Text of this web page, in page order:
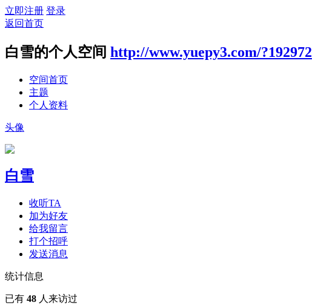
立即注册 登录
返回首页
白雪的个人空间 http://www.yuepy3.com/?192972
空间首页
主题
个人资料
头像
白雪
收听TA
加为好友
给我留言
打个招呼
发送消息
统计信息
已有 48 人来访过